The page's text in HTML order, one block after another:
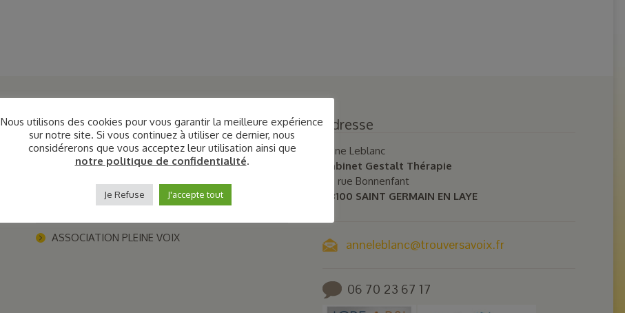
Liens utiles
MA PAGE VIADEO
MA PAGE FACEBOOK
ASSOCIATION PLEINE VOIX
Adresse
Anne Leblanc
Cabinet Gestalt Thérapie
40 rue Bonnenfant
78100 SAINT GERMAIN EN LAYE
anneleblanc@trouversavoix.fr
06 70 23 67 17
Nous utilisons des cookies pour vous garantir la meilleure expérience
sur notre site. Si vous continuez à utiliser ce dernier, nous
considérerons que vous acceptez leur utilisation ainsi que
notre politique de confidentialité.
Je Refuse J'accepte tout